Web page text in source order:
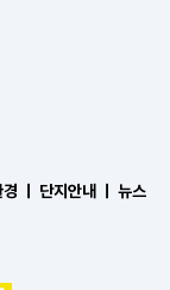
ㅣ 단지안내 ㅣ
뉴스